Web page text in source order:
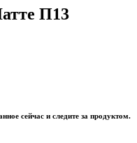
П13
сейчас и следите за продуктом.